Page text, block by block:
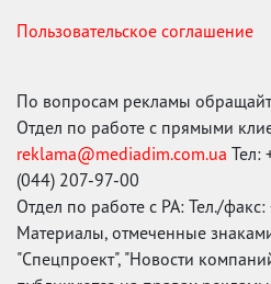
Пользовательское соглашение
По вопросам рекламы
Отдел по работе с прямыми
reklama@mediadim.com.ua Тел:
(044) 207-97-00
Отдел по работе с РА: Тел./
Материалы, отмеченные знаками
"Спецпроект", "Новости